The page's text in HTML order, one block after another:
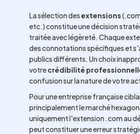
La sélection desextensions
etc.) constitue une décision
traitée avec légèreté. Chaque
des connotations spécifiques et
publics différents. Un choix
votrecrédibilité
confusion sur la nature de votre
Pour une entreprise française
principalement le marché
uniquement l'extension .com au
peut constituer une erreur